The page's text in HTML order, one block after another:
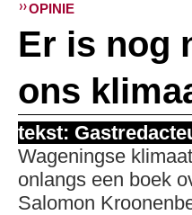
OPINIE
Er is nog
ons
tekst:
Wageningse
onlangs een boek
Salomon